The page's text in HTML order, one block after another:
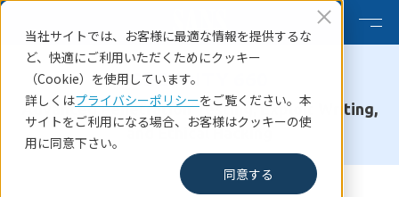
当社サイトでは、お客様に最適な情報を提供するな
ど、快適にご利用いただくためにクッキー
（Cookie）を使用しています。
詳しくはプライバシーポリシーをご覧ください。本
サイトをご利用になる場合、お客様はクッキーの使
用に同意下さい。
同意する
SECURITY 660
Advanced Penetration Testing, Exploit Writing,
and Ethical Hacking
SANS Tokyo Autumn 2023 SECURITY 660